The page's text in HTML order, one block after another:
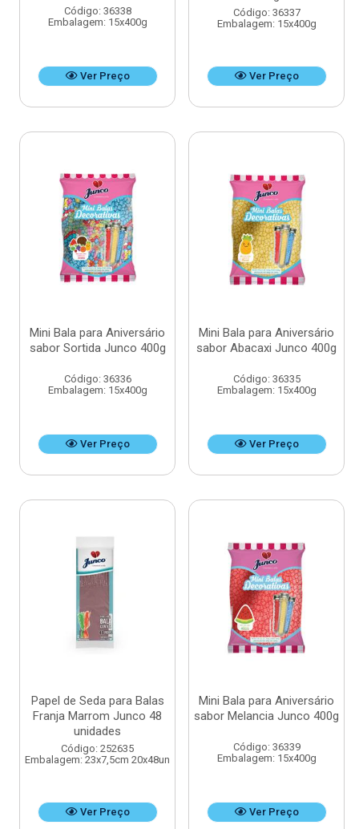
Código: 36338
Embalagem: 15x400g
Ver Preço
Código: 36337
Embalagem: 15x400g
Ver Preço
Mini Bala para Aniversário
sabor Sortida Junco 400g
Código: 36336
Embalagem: 15x400g
Ver Preço
Mini Bala para Aniversário
sabor Abacaxi Junco 400g
Código: 36335
Embalagem: 15x400g
Ver Preço
Papel de Seda para Balas
Franja Marrom Junco 48
unidades
Código: 252635
Embalagem: 23x7,5cm 20x48un
Ver Preço
Mini Bala para Aniversário
sabor Melancia Junco 400g
Código: 36339
Embalagem: 15x400g
Ver Preço